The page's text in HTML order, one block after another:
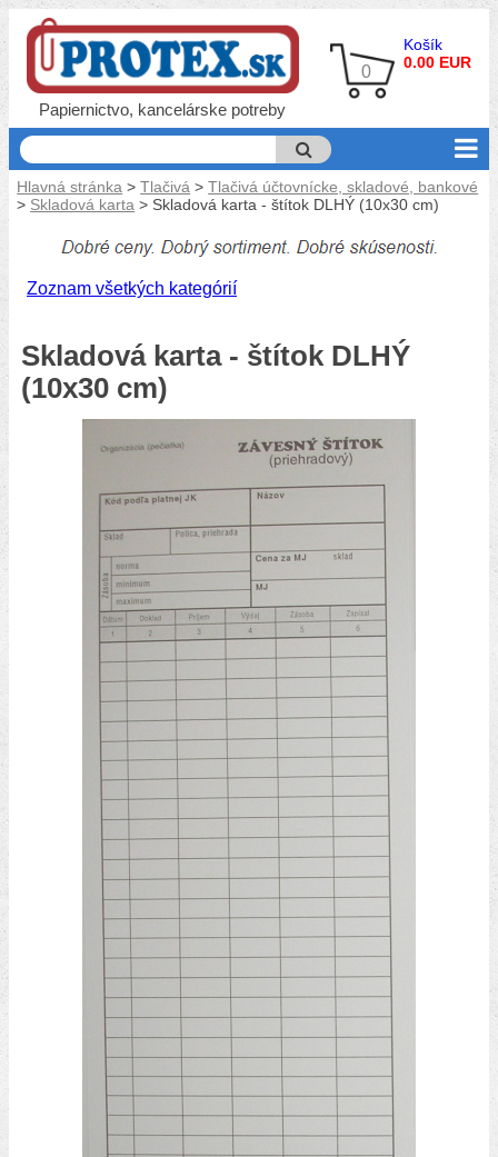
Papiernictvo, kancelárske potreby
Košík
0.00 EUR
0
Hlavná stránka >Tlačivá >Tlačivá účtovnícke, skladové, bankové
> Skladová karta > Skladová karta - štítok DLHÝ (10x30 cm)
Zoznam všetkých kategórií
Skladová karta - štítok DLHÝ
(10x30 cm)